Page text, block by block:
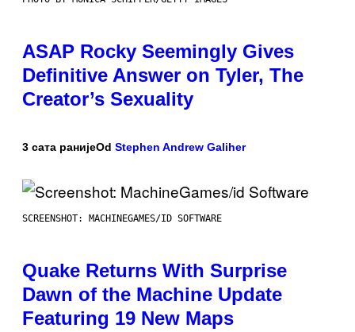
ASAP Rocky Seemingly Gives
Definitive Answer on Tyler, The
Creator’s Sexuality
3 сата ранијеOd Stephen Andrew Galiher
SCREENSHOT: MACHINEGAMES/ID SOFTWARE
Quake Returns With Surprise
Dawn of the Machine Update
Featuring 19 New Maps